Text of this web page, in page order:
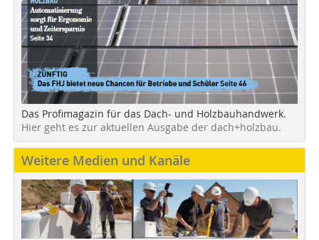
Das Profimagazin für das Dach- und Holzbauhandwerk.
Hier geht es zur aktuellen Ausgabe der dach+holzbau.
Weitere Medien und Kanäle